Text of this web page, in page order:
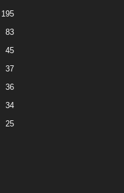
195
83
45
37
36
34
25